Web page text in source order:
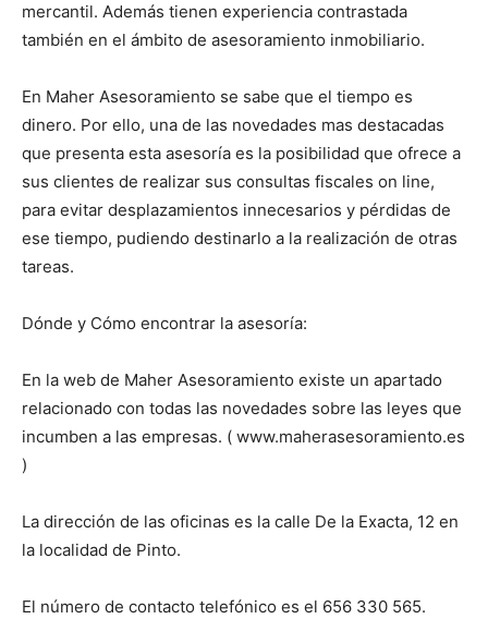
mercantil. Además tienen experiencia contrastada
también en el ámbito de asesoramiento inmobiliario.
En Maher Asesoramiento se sabe que el tiempo es
dinero. Por ello, una de las novedades mas destacadas
que presenta esta asesoría es la posibilidad que ofrece a
sus clientes de realizar sus consultas fiscales on line,
para evitar desplazamientos innecesarios y pérdidas de
ese tiempo, pudiendo destinarlo a la realización de otras
tareas.
Dónde y Cómo encontrar la asesoría:
En la web de Maher Asesoramiento existe un apartado
relacionado con todas las novedades sobre las leyes que
incumben a las empresas. ( www.maherasesoramiento.es
)
La dirección de las oficinas es la calle De la Exacta, 12 en
la localidad de Pinto.
El número de contacto telefónico es el 656 330 565.